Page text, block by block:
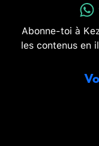
Abonne-toi à
les contenus en